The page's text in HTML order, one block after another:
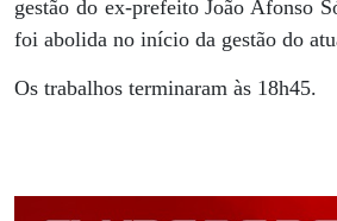
gestão do ex-prefeito João Afonso
foi abolida no início da gestão do
Os trabalhos terminaram às 18h45.